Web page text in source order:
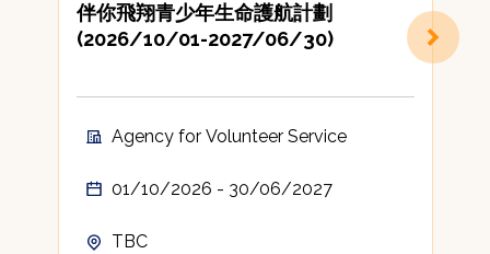
伴你飛翔青少年生命護航計劃
(2026/10/01-2027/06/30)
Agency for Volunteer Service
01/10/2026 - 30/06/2027
TBC